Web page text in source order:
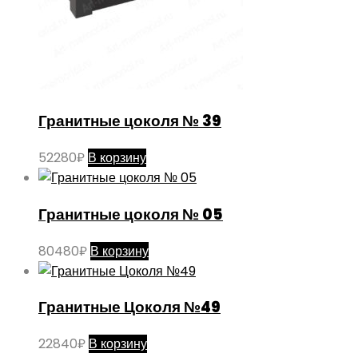
Гранитные цоколя № 39
52280₽ В корзину
Гранитные цоколя № 05
80480₽ В корзину
Гранитные Цоколя №49
22840₽ В корзину